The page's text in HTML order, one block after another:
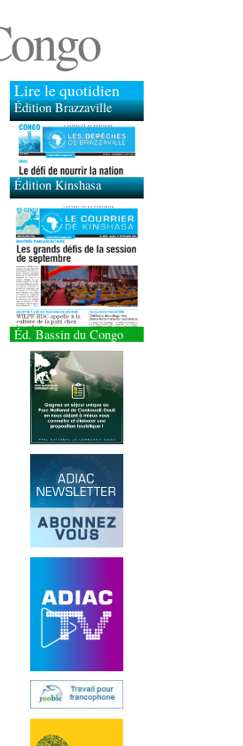
Lire le quotidien
Édition Brazzaville
Édition Kinshasa
Éd. Bassin du Congo